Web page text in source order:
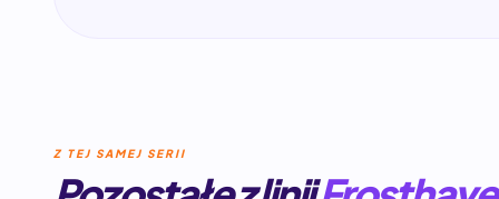
Z TEJ SAMEJ SERII